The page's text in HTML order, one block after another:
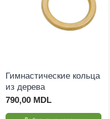
Гимнастические кольца
из дерева
790,00 MDL